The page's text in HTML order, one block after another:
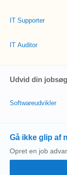
IT Supporter
IT Auditor
Udvid din
Softwareudvikler
Gå ikke glip af
Opret en job